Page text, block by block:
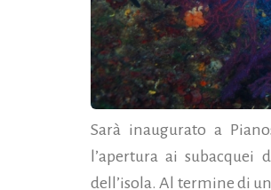
Sarà inaugurato a
l’apertura ai
dell’isola. Al termine di